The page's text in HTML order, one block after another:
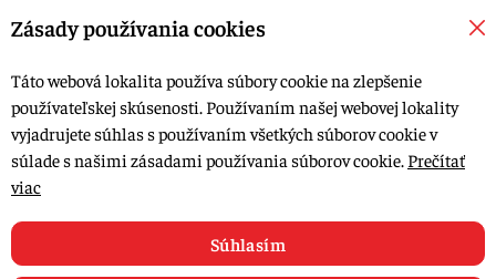
Eurofondy 2022/2023
Kontakt
© 2015-2026, LIANA GOLIAŠ s.r.o. všetky práva vyhradené.
Upraviť nastavenia Cookies
Zásady používania cookies
Táto webová lokalita používa súbory cookie na zlepšenie
používateľskej skúsenosti. Používaním našej webovej lokality
vyjadrujete súhlas s používaním všetkých súborov cookie v
súlade s našimi zásadami používania súborov cookie. Prečítať
viac
Súhlasím